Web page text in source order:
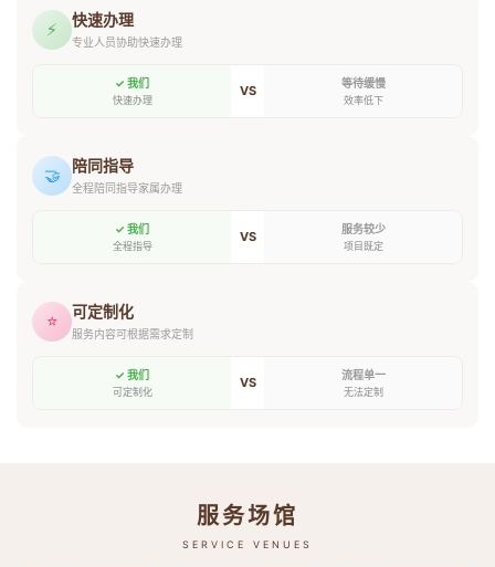
⚡ 快速办理
专业人员协助快速办理
✓ 我们
快速办理
VS 等待缓慢
效率低下
🤝 陪同指导
全程陪同指导家属办理
✓ 我们
全程指导
VS 服务较少
项目既定
⭐ 可定制化
服务内容可根据需求定制
✓ 我们
可定制化
VS 流程单一
无法定制
服务场馆
SERVICE VENUES